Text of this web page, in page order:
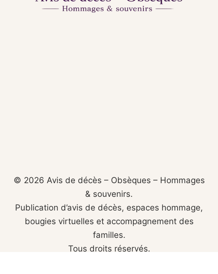
© 2026 Avis de décès – Obsèques – Hommages
& souvenirs.
Publication d’avis de décès, espaces hommage,
bougies virtuelles et accompagnement des
familles.
Tous droits réservés.